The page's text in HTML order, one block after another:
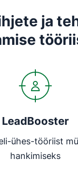
ja
LeadBooster
ühes-tööriist
hankimiseks